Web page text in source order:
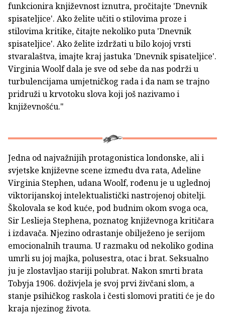
funkcionira književnost iznutra, pročitajte 'Dnevnik
spisateljice'. Ako želite učiti o stilovima proze i
stilovima kritike, čitajte nekoliko puta 'Dnevnik
spisateljice'. Ako želite izdržati u bilo kojoj vrsti
stvaralaštva, imajte kraj jastuka 'Dnevnik spisateljice'.
Virginia Woolf dala je sve od sebe da nas podrži u
turbulencijama umjetničkog rada i da nam se trajno
pridruži u krvotoku slova koji još nazivamo i
književnošću."
Jedna od najvažnijih protagonistica londonske, ali i
svjetske književne scene između dva rata, Adeline
Virginia Stephen, udana Woolf, rođenu je u uglednoj
viktorijanskoj intelektualistički nastrojenoj obitelji.
Školovala se kod kuće, pod budnim okom svoga oca,
Sir Leslieja Stephena, poznatog književnoga kritičara
i izdavača. Njezino odrastanje obilježeno je serijom
emocionalnih trauma. U razmaku od nekoliko godina
umrli su joj majka, polusestra, otac i brat. Seksualno
ju je zlostavljao stariji polubrat. Nakon smrti brata
Tobyja 1906. doživjela je svoj prvi živčani slom, a
stanje psihičkog raskola i česti slomovi pratiti će je do
kraja njezinog života.